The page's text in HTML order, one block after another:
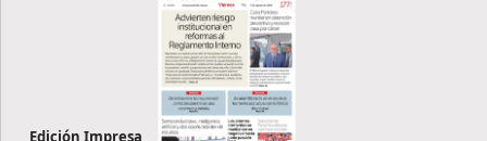
Edición Impresa